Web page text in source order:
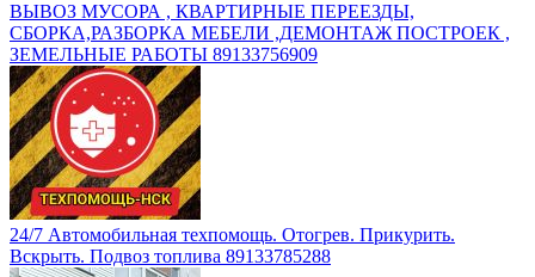
ВЫВОЗ МУСОРА , КВАРТИРНЫЕ ПЕРЕЕЗДЫ,
СБОРКА,РАЗБОРКА МЕБЕЛИ ,ДЕМОНТАЖ ПОСТРОЕК ,
ЗЕМЕЛЬНЫЕ РАБОТЫ 89133756909
24/7 Автомобильная техпомощь. Отогрев. Прикурить.
Вскрыть. Подвоз топлива 89133785288